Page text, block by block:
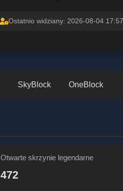
Ostatnio widziany: 2026-08-04
SkyBlock OneBlock
Otwarte skrzynie legendarne
472